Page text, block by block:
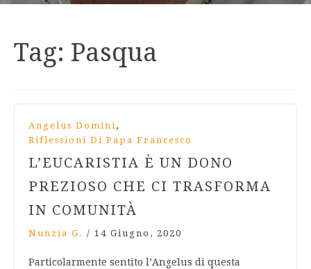
Tag: Pasqua
Angelus Domini,
Riflessioni Di Papa Francesco
L’EUCARISTIA È UN DONO
PREZIOSO CHE CI TRASFORMA
IN COMUNITÀ
Nunzia G. / 14 Giugno, 2020
Particolarmente sentito l’Angelus di questa